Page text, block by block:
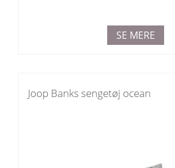
SE MERE
Joop Banks sengetøj ocean